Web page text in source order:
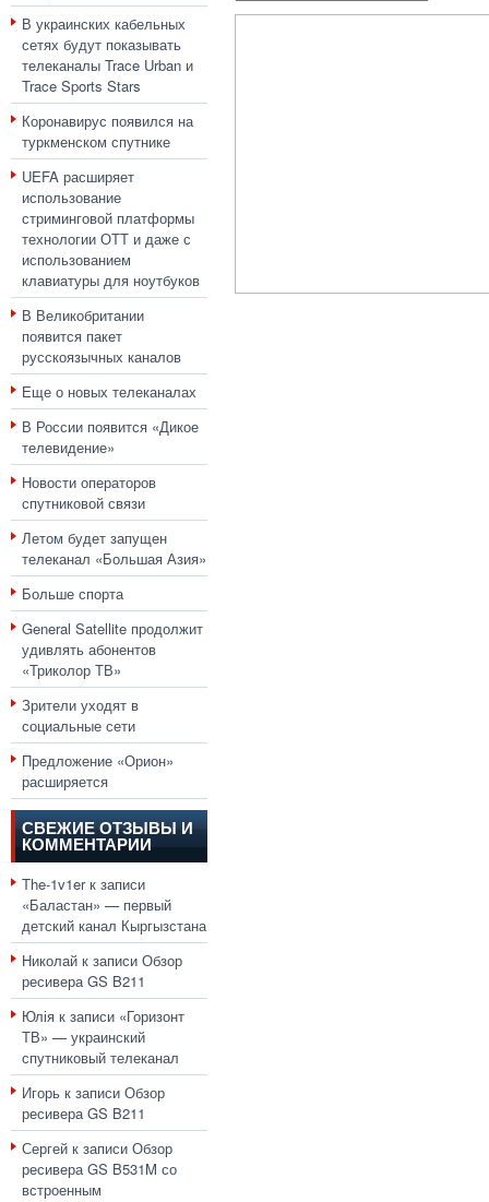
В украинских кабельных
сетях будут показывать
телеканалы Trace Urban и
Trace Sports Stars
Коронавирус появился на
туркменском спутнике
UEFA расширяет
использование
стриминговой платформы
технологии ОТТ и даже с
использованием
клавиатуры для ноутбуков
В Великобритании
появится пакет
русскоязычных каналов
Еще о новых телеканалах
В России появится «Дикое
телевидение»
Новости операторов
спутниковой связи
Летом будет запущен
телеканал «Большая Азия»
Больше спорта
General Satellite продолжит
удивлять абонентов
«Триколор ТВ»
Зрители уходят в
социальные сети
Предложение «Орион»
расширяется
СВЕЖИЕ ОТЗЫВЫ И
КОММЕНТАРИИ
The-1v1erк записи
«Баластан» — первый
детский канал Кыргызстана
Николай к записи Обзор
ресивера GS B211
Юлія к записи «Горизонт
ТВ» — украинский
спутниковый телеканал
Игорь к записи Обзор
ресивера GS B211
Сергей к записи Обзор
ресивера GS B531M со
встроенным